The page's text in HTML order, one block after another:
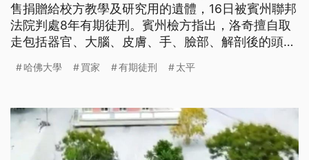
售捐贈給校方教學及研究用的遺體，16日被賓州聯邦
法院判處8年有期徒刑。賓州檢方指出，洛奇擅自取
走包括器官、大腦、皮膚、手、臉部、解剖後的頭顱
一名想製作人皮書的買家。哈佛大學也發聲明譴責洛
哀。
哈佛大學 買家 有期徒刑 太平